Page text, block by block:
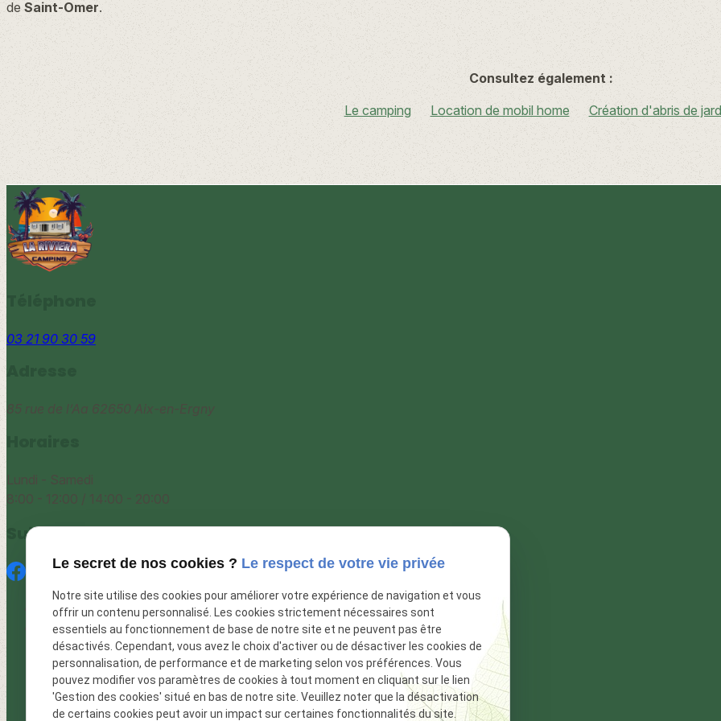
de Saint-Omer.
Consultez également :
Le camping
Location de mobil home Création d'abris de
03 21 90 30 59
85 rue de l’Aa 62650 Aix-en-Ergny
Lundi - Samedi
8:00 - 12:00 / 14:00 - 20:00
Suivez-nous
Accueil
Le camping
Présentation du Camp de loisirs
Fabrication terrasse mobil home
Création d'abris de jardins
Photos du camping
Le secret de nos cookies ? Le respect de votre vie privée
Notre site utilise des cookies pour améliorer votre expérience de navigation et vous
offrir un contenu personnalisé. Les cookies strictement nécessaires sont
essentiels au fonctionnement de base de notre site et ne peuvent pas être
désactivés. Cependant, vous avez le choix d'activer ou de désactiver les cookies de
personnalisation, de performance et de marketing selon vos préférences. Vous
pouvez modifier vos paramètres de cookies à tout moment en cliquant sur le lien
'Gestion des cookies' situé en bas de notre site. Veuillez noter que la désactivation
de certains cookies peut avoir un impact sur certaines fonctionnalités du site.